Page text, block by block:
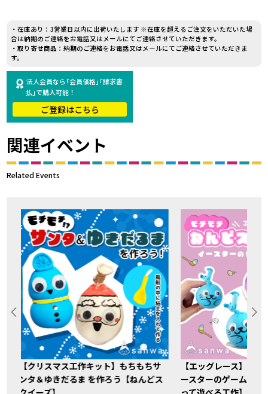
・在庫あり：3営業日以内に出荷いたします ※在庫を超えるご注文をいただいた場
合は納期のご連絡をお電話又はメールにてご連絡させていただきます。
・取り寄せ商品：納期のご連絡をお電話又はメールにてご連絡させていただきま
す。
法人会員なら｢会員価格｣｢請求書
払｣で購入可能！
ご登録はこちら
関連イベント
Related Events
【クリスマス工作キット】もちもちサ
ンタ＆ゆきだるま を作ろう【ねんどス
【エッグレース】ね
ースターのゲームをし